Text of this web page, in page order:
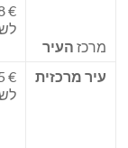
מרכז העיר
עיר מרכזית